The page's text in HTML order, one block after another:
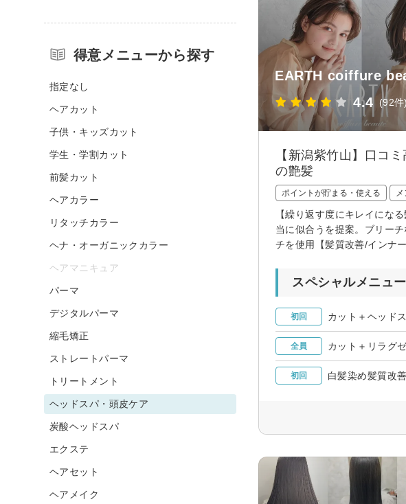
EARTH coiffure
4.4 (92件)
【新潟紫竹山】口コ
の艶髪
ポイントが貯まる・使える
【繰り返す度にキレイにな
当に似合うを提案。ブリー
チを使用【髪質改善/インナ
スペシャルメニュー
初回 カット＋ヘッド
全員 カット＋リラグ
初回 白髪染め髪質改
得意メニューから探す
指定なし
ヘアカット
子供・キッズカット
学生・学割カット
前髪カット
ヘアカラー
リタッチカラー
ヘナ・オーガニックカラー
ヘアマニキュア
パーマ
デジタルパーマ
縮毛矯正
ストレートパーマ
トリートメント
ヘッドスパ・頭皮ケア
炭酸ヘッドスパ
エクステ
ヘアセット
ヘアメイク